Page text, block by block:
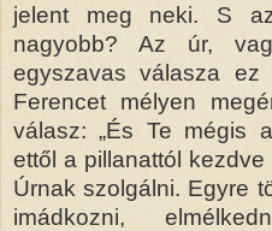
jelent meg neki. S
nagyobb? Az úr,
egyszavas válasza
Ferencet mélyen
válasz: „És Te mégis
ettől a pillanattól
Úrnak szolgálni. Egyre
imádkozni,